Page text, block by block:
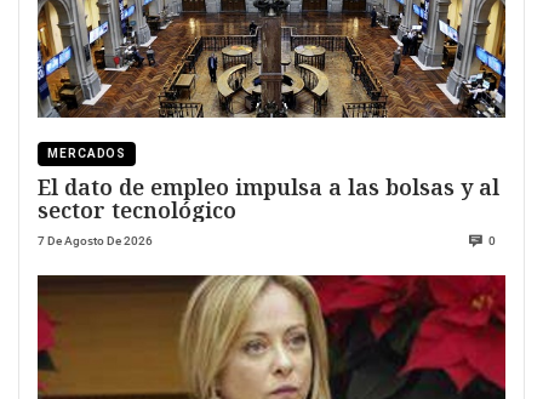
MERCADOS
El dato de empleo impulsa a las bolsas y al
sector tecnológico
7 De Agosto De 2026 0